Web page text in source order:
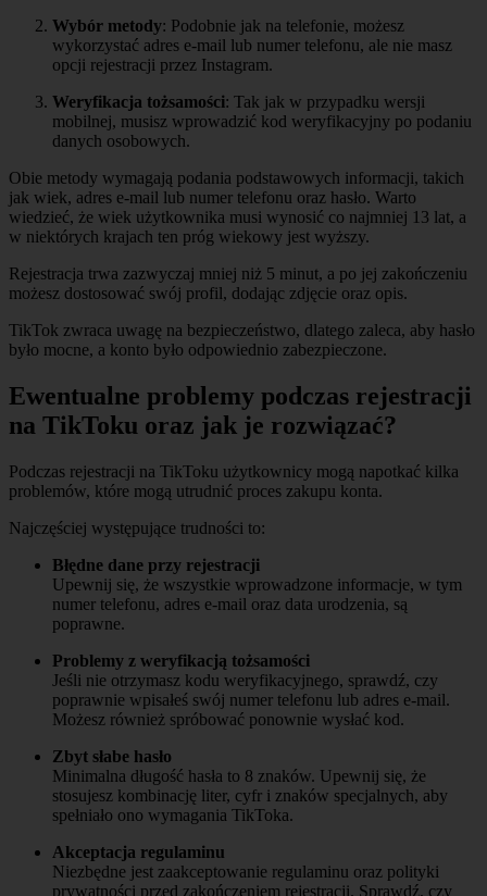
Wybór metody: Podobnie jak na telefonie, możesz
wykorzystać adres e-mail lub numer telefonu, ale nie masz
opcji rejestracji przez Instagram.
Weryfikacja tożsamości: Tak jak w przypadku wersji
mobilnej, musisz wprowadzić kod weryfikacyjny po podaniu
danych osobowych.
Obie metody wymagają podania podstawowych informacji, takich
jak wiek, adres e-mail lub numer telefonu oraz hasło. Warto
wiedzieć, że wiek użytkownika musi wynosić co najmniej 13 lat, a
w niektórych krajach ten próg wiekowy jest wyższy.
Rejestracja trwa zazwyczaj mniej niż 5 minut, a po jej zakończeniu
możesz dostosować swój profil, dodając zdjęcie oraz opis.
TikTok zwraca uwagę na bezpieczeństwo, dlatego zaleca, aby hasło
było mocne, a konto było odpowiednio zabezpieczone.
Ewentualne problemy podczas rejestracji
na TikToku oraz jak je rozwiązać?
Podczas rejestracji na TikToku użytkownicy mogą napotkać kilka
problemów, które mogą utrudnić proces zakupu konta.
Najczęściej występujące trudności to:
Błędne dane przy rejestracji
Upewnij się, że wszystkie wprowadzone informacje, w tym
numer telefonu, adres e-mail oraz data urodzenia, są
poprawne.
Problemy z weryfikacją tożsamości
Jeśli nie otrzymasz kodu weryfikacyjnego, sprawdź, czy
poprawnie wpisałeś swój numer telefonu lub adres e-mail.
Możesz również spróbować ponownie wysłać kod.
Zbyt słabe hasło
Minimalna długość hasła to 8 znaków. Upewnij się, że
stosujesz kombinację liter, cyfr i znaków specjalnych, aby
spełniało ono wymagania TikToka.
Akceptacja regulaminu
Niezbędne jest zaakceptowanie regulaminu oraz polityki
prywatności przed zakończeniem rejestracji. Sprawdź, czy